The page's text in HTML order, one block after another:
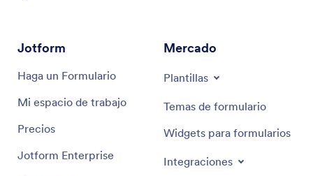
Jotform
Haga un Formulario
Mi espacio de trabajo
Precios
Jotform Enterprise
Mercado
Plantillas
Temas de formulario
Widgets para formularios
Integraciones